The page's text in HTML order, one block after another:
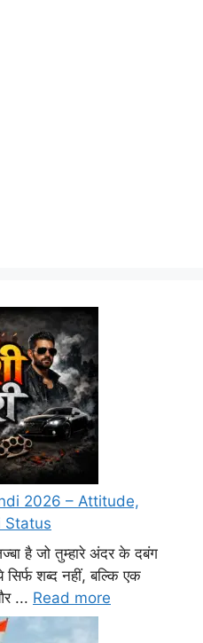
2026 – Attitude,
Status
है जो तुम्हारे अंदर के दबंग
शब्द नहीं, बल्कि एक
... Read more